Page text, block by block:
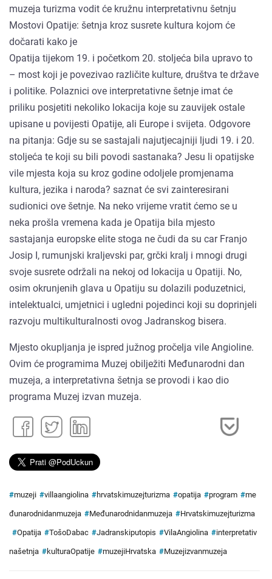
muzeja turizma vodit će kružnu interpretativnu šetnju
Mostovi Opatije: šetnja kroz susrete kultura kojom će
dočarati kako je
Opatija tijekom 19. i početkom 20. stoljeća bila upravo to
– most koji je povezivao različite kulture, društva te države
i politike. Polaznici ove interpretativne šetnje imat će
priliku posjetiti nekoliko lokacija koje su zauvijek ostale
upisane u povijesti Opatije, ali Europe i svijeta. Odgovore
na pitanja: Gdje su se sastajali najutjecajniji ljudi 19. i 20.
stoljeća te koji su bili povodi sastanaka? Jesu li opatijske
vile mjesta koja su kroz godine odoljele promjenama
kultura, jezika i naroda? saznat će svi zainteresirani
sudionici ove šetnje. Na neko vrijeme vratit ćemo se u
neka prošla vremena kada je Opatija bila mjesto
sastajanja europske elite stoga ne čudi da su car Franjo
Josip I, rumunjski kraljevski par, grčki kralj i mnogi drugi
svoje susrete održali na nekoj od lokacija u Opatiji. No,
osim okrunjenih glava u Opatiju su dolazili poduzetnici,
intelektualci, umjetnici i ugledni pojedinci koji su doprinjeli
razvoju multikulturalnosti ovog Jadranskog bisera.
Mjesto okupljanja je ispred južnog pročelja vile Angioline.
Ovim će programima Muzej obilježiti Međunarodni dan
muzeja, a interpretativna šetnja se provodi i kao dio
programa Muzej izvan muzeja.
#muzeji #villaangiolina #hrvatskimuzejturizma #opatija #program #me
đunarodnidanmuzeja #Međunarodnidanmuzeja #Hrvatskimuzejturizma
#Opatija #TošoDabac #Jadranskiputopis #VilaAngiolina #interpretativ
našetnja #kulturaOpatije #muzejiHrvatska #Muzejizvanmuzeja